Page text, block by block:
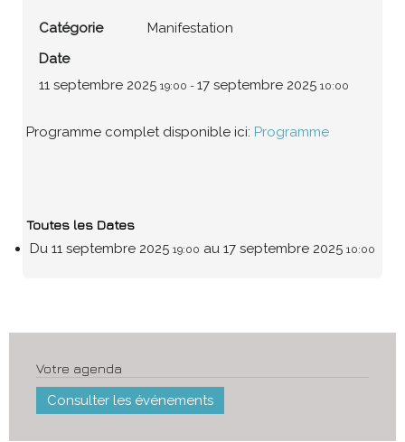
Catégorie
Manifestation
Date
11 septembre 2025 19:00 - 17 septembre 2025 10:00
Programme complet disponible ici: Programme
Toutes les Dates
Du 11 septembre 2025 19:00 au 17 septembre 2025 10:00
Votre agenda
Consulter les événements